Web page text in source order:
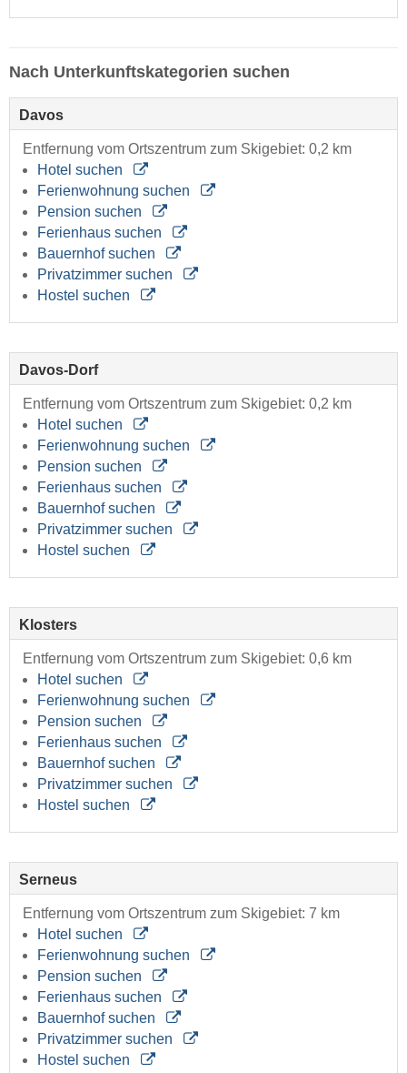
Nach Unterkunftskategorien suchen
Davos
Entfernung vom Ortszentrum zum Skigebiet: 0,2 km
Hotel suchen
Ferienwohnung suchen
Pension suchen
Ferienhaus suchen
Bauernhof suchen
Privatzimmer suchen
Hostel suchen
Davos-Dorf
Entfernung vom Ortszentrum zum Skigebiet: 0,2 km
Hotel suchen
Ferienwohnung suchen
Pension suchen
Ferienhaus suchen
Bauernhof suchen
Privatzimmer suchen
Hostel suchen
Klosters
Entfernung vom Ortszentrum zum Skigebiet: 0,6 km
Hotel suchen
Ferienwohnung suchen
Pension suchen
Ferienhaus suchen
Bauernhof suchen
Privatzimmer suchen
Hostel suchen
Serneus
Entfernung vom Ortszentrum zum Skigebiet: 7 km
Hotel suchen
Ferienwohnung suchen
Pension suchen
Ferienhaus suchen
Bauernhof suchen
Privatzimmer suchen
Hostel suchen